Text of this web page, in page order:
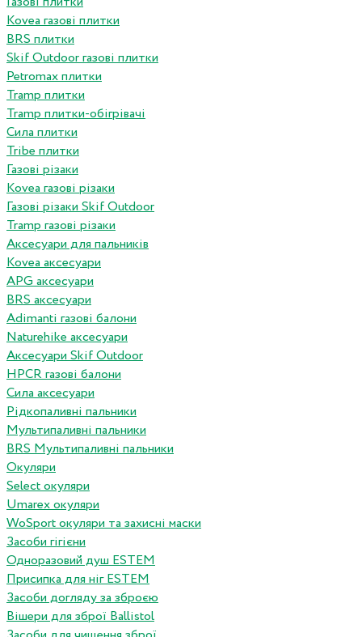
Kovea газові плитки
BRS плитки
Skif Outdoor газові плитки
Petromax плитки
Tramp плитки
Tramp плитки-обігрівачі
Сила плитки
Tribe плитки
Газові різаки
Kovea газові різаки
Газові різаки Skif Outdoor
Tramp газові різаки
Аксесуари для пальників
Kovea аксесуари
APG аксесуари
BRS аксесуари
Adimanti газові балони
Naturehike аксесуари
Аксесуари Skif Outdoor
HPCR газові балони
Сила аксесуари
Рідкопаливні пальники
Мультипаливні пальники
BRS Мультипаливні пальники
Окуляри
Select окуляри
Umarex окуляри
WoSport окуляри та захисні маски
Засоби гігієни
Одноразовий душ ESTEM
Присипка для ніг ESTEM
Засоби догляду за зброєю
Вішери для зброї Ballistol